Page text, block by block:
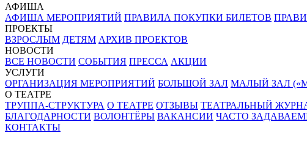
АФИША
АФИША МЕРОПРИЯТИЙ ПРАВИЛА ПОКУПКИ БИЛЕТОВ
ПРОЕКТЫ
ВЗРОСЛЫМ ДЕТЯМ АРХИВ ПРОЕКТОВ
НОВОСТИ
ВСЕ НОВОСТИ СОБЫТИЯ ПРЕССА АКЦИИ
УСЛУГИ
ОРГАНИЗАЦИЯ МЕРОПРИЯТИЙ БОЛЬШОЙ ЗАЛ МАЛЫЙ ЗАЛ
О ТЕАТРЕ
ТРУППА-СТРУКТУРА О ТЕАТРЕ ОТЗЫВЫ ТЕАТРАЛЬНЫЙ
БЛАГОДАРНОСТИ ВОЛОНТЁРЫ ВАКАНСИИ ЧАСТО
КОНТАКТЫ